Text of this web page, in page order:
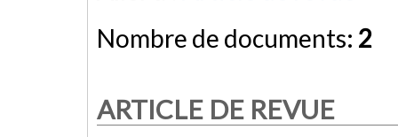
Nombre de documents: 2
ARTICLE DE REVUE